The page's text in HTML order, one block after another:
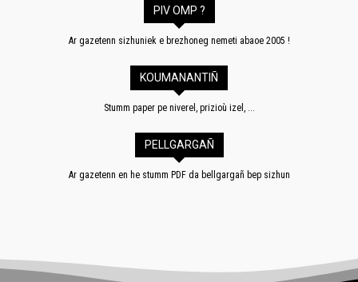
PIV OMP ?
Ar gazetenn sizhuniek e brezhoneg nemeti abaoe 2005 !
KOUMANANTIÑ
Stumm paper pe niverel, prizioù izel, ...
PELLGARGAÑ
Ar gazetenn en he stumm PDF da bellgargañ bep sizhun